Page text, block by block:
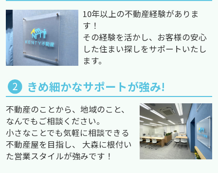
10年以上の不動産経験がありま
す！
その経験を活かし、お客様の安心
した住まい探しをサポートいたし
ます。
きめ細かなサポートが強み!
不動産のことから、地域のこと、
なんでもご相談ください。
小さなことでも気軽に相談できる
不動産屋を目指し、 大森に根付い
た営業スタイルが強みです！